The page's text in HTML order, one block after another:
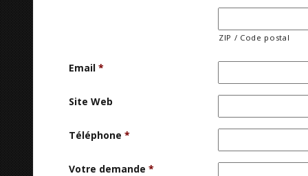
ZIP / Code postal
Email *
Site Web
Téléphone *
Votre demande *